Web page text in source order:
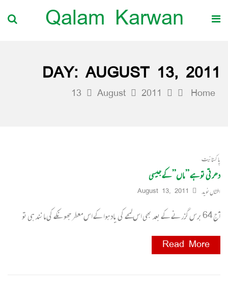
Qalam Karwan
DAY:AUGUST 13, 2011
Home
2011
August
13
پاکستانیت
دھرتی تو ہے ” ماں” کے جیسی
افشاں نوید August 13, 2011
آج 64 برس گزرنے کے بعد بھی اس لمحے کی یاد ہوا کے اس معطر جھونکے کی مانند ہی تو
Read More